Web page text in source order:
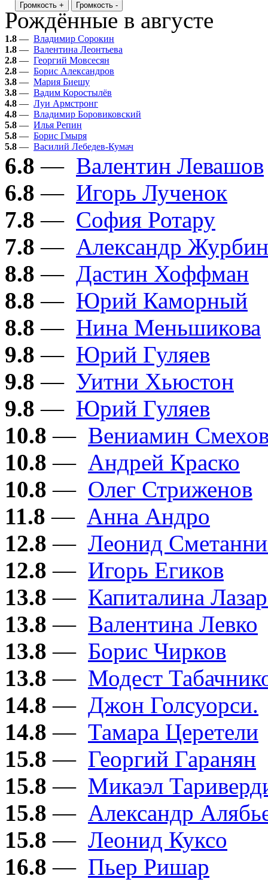
Громкость +
Громкость -
Рождённые в августе
1.8 — Владимир Сорокин
1.8 — Валентина Леонтьева
2.8 — Георгий Мовсесян
2.8 — Борис Александров
3.8 — Мария Биешу
3.8 — Вадим Коростылёв
4.8 — Луи Армстронг
4.8 — Владимир Боровиковский
5.8 — Илья Репин
5.8 — Борис Гмыря
5.8 — Василий Лебедев-Кумач
6.8 — Валентин Левашов
6.8 — Игорь Лученок
7.8 — София Ротару
7.8 — Александр Журбин
8.8 — Дастин Хоффман
8.8 — Юрий Каморный
8.8 — Нина Меньшикова
9.8 — Юрий Гуляев
9.8 — Уитни Хьюстон
9.8 — Юрий Гуляев
10.8 — Вениамин
10.8 — Андрей Краско
10.8 — Олег Стриженов
11.8 — Анна Андро
12.8 — Леонид
12.8 — Игорь Егиков
13.8 — Капиталина
13.8 — Валентина Левко
13.8 — Борис Чирков
13.8 — Модест
14.8 — Джон Голсуорси.
14.8 — Тамара Церетели
15.8 — Георгий Гаранян
15.8 — Микаэл
15.8 — Александр
15.8 — Леонид Куксо
16.8 — Пьер Ришар